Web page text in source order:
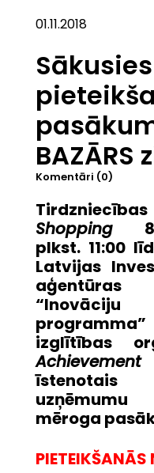
01.11.2018
Sākusies
BAZĀRS
Komentāri (0)
Shopping
plkst. 11:00
Latvijas
aģentūras
izglītības
Achievement
īstenotais
mēroga
PIETEIKŠANĀS